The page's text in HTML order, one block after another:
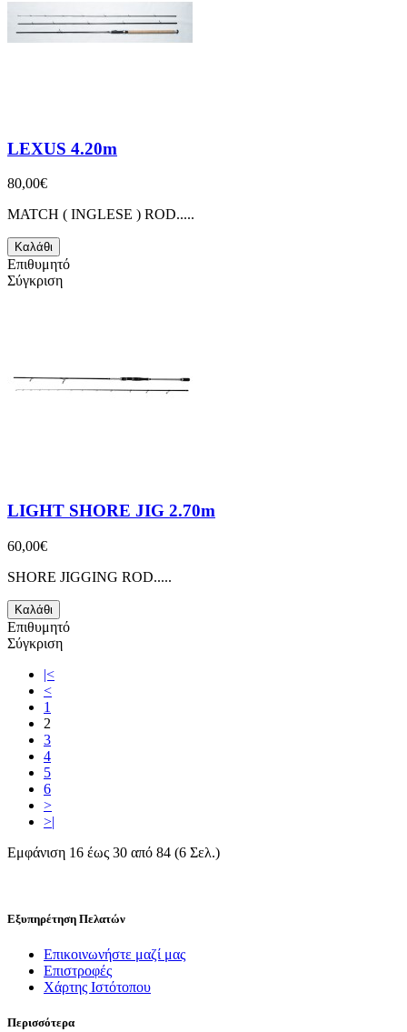
LEXUS 4.20m
80,00€
MATCH ( INGLESE ) ROD.....
Καλάθι
Επιθυμητό
Σύγκριση
LIGHT SHORE JIG 2.70m
60,00€
SHORE JIGGING ROD.....
Καλάθι
Επιθυμητό
Σύγκριση
|<
<
1
2
3
4
5
6
>
>|
Εμφάνιση 16 έως 30 από 84 (6 Σελ.)
Εξυπηρέτηση Πελατών
Επικοινωνήστε μαζί μας
Επιστροφές
Χάρτης Ιστότοπου
Περισσότερα